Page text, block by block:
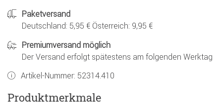
Paketversand
Deutschland: 5,95 € Österreich: 9,95 €
Premiumversand möglich
Der Versand erfolgt spätestens am folgenden Werktag
Artikel-Nummer: 52314.410
Produktmerkmale